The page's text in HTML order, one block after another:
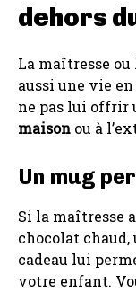
dehors
La maîtresse
aussi une vie
ne pas lui offrir
maison ou à
Un mug
Si la maîtresse
chocolat chaud,
cadeau lui
votre enfant.